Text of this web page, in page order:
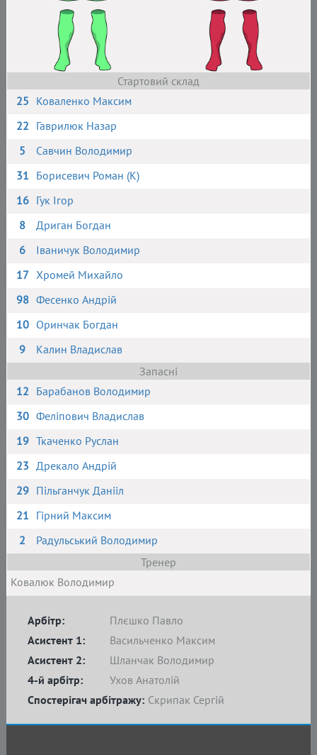
Стартовий склад
25 Коваленко Максим
22 Гаврилюк Назар
5
Савчин Володимир
31 Борисевич Роман (К)
16 Гук Ігор
8
Дриган Богдан
6
Іваничук Володимир
17 Хромей Михайло
98 Фесенко Андрій
10 Оринчак Богдан
9
Калин Владислав
Запасні
12 Барабанов Володимир
30 Феліпович Владислав
19 Ткаченко Руслан
23 Дрекало Андрій
29 Пільганчук Данііл
21 Гірний Максим
2
Радульський Володимир
Тренер
Ковалюк Володимир
Арбітр:
Плєшко Павло
Асистент 1:
Васильченко Максим
Асистент 2:
Шланчак Володимир
4-й арбітр:
Ухов Анатолій
Спостерігач арбітражу: Скрипак Сергій